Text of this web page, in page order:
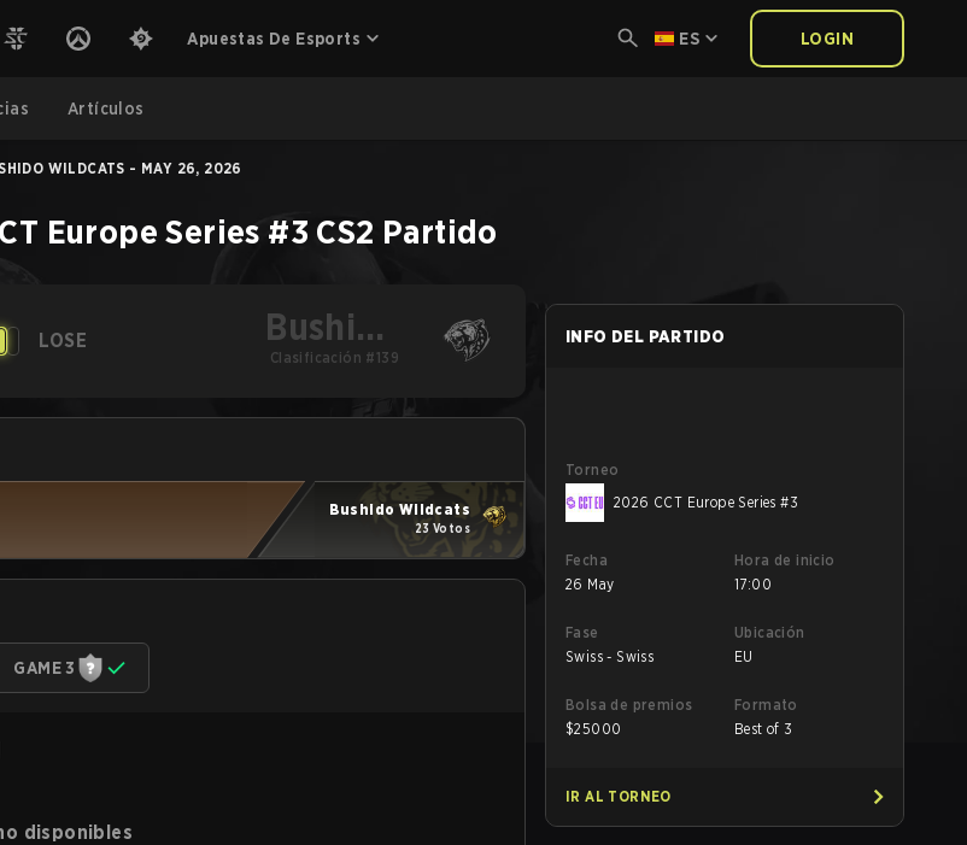
Apuestas De Esports ES LOGIN
Artículos
WILDCATS - MAY 26, 2026
Europe Series #3 CS2 Partido
LOSE
Bushido
Wildcats
Clasificación #139
Bushido Wildcats
23 Votos
GAME 3
disponibles
INFO DEL PARTIDO
Torneo
2026 CCT Europe Series #3
Fecha
26 May
Hora de inicio
17:00
Fase
Swiss - Swiss
Ubicación
EU
Bolsa de premios
$25000
Formato
Best of 3
IR AL TORNEO